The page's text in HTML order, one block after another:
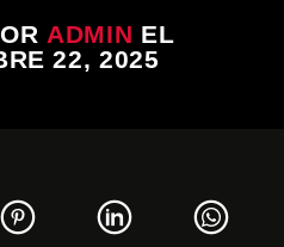
ADMIN EL
22, 2025